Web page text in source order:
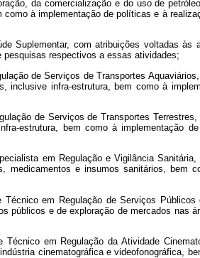
da comercialização e do uso de
à implementação de políticas e à
Suplementar, com atribuições voltadas às
respectivos a essas atividades;
de Serviços de Transportes
inclusive infra-estrutura, bem como à
de Serviços de Transportes
estrutura, bem como à implementação
em Regulação e Vigilância
medicamentos e insumos sanitários, bem
em Regulação de Serviços Públicos
públicos e de exploração de mercados nas
em Regulação da Atividade
cinematográfica e videofonográfica,